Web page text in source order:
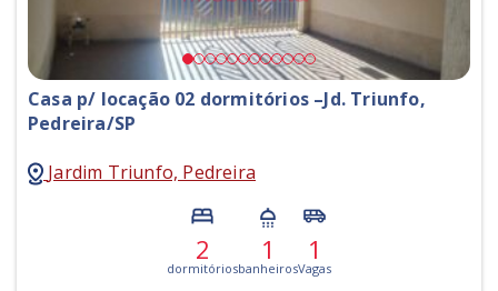
Casa p/ locação 02 dormitórios –Jd. Triunfo,
Pedreira/SP
Jardim Triunfo, Pedreira
2
dormitórios
1
banheiros
1
Vagas